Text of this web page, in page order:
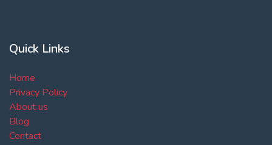
Quick Links
Home
Privacy Policy
About us
Blog
Contact